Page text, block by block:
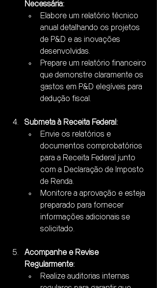
Necessária:
Elabore um relatório técnico
anual detalhando os projetos
de P&D e as inovações
desenvolvidas.
Prepare um relatório financeiro
que demonstre claramente os
gastos em P&D elegíveis para
dedução fiscal.
Submeta à Receita Federal:
Envie os relatórios e
documentos comprobatórios
para a Receita Federal junto
com a Declaração de Imposto
de Renda.
Monitore a aprovação e esteja
preparado para fornecer
informações adicionais se
solicitado.
Acompanhe e Revise
Regularmente:
Realize auditorias internas